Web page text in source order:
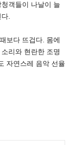
객들이 나날이 늘
.
보다 뜨겁다. 몸에
리와 현란한 조명
자연스레 음악 선율